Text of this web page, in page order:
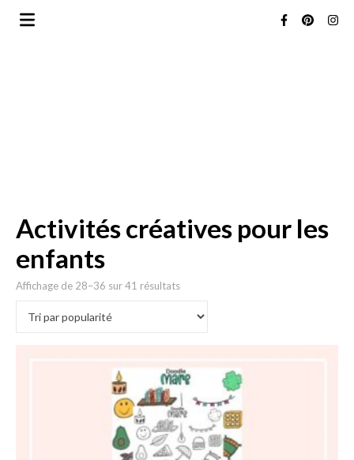
Activités créatives pour les
enfants
Affichage de 28–36 sur 41 résultatsTrié par popularité